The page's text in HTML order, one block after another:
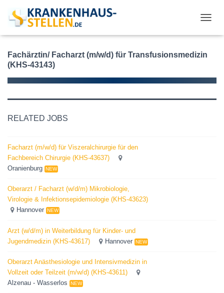
O
G
N
V
Fachärztin/ Facharzt (m/w/d) für Transfusionsmedizin
(KHS-43143)
RELATED JOBS
Facharzt (m/w/d) für Viszeralchirurgie für den
Fachbereich Chirurgie (KHS-43637)
Oranienburg NEW
Oberarzt / Facharzt (w/d/m) Mikrobiologie,
Virologie & Infektionsepidemiologie (KHS-43623)
Hannover
NEW
Arzt (w/d/m) in Weiterbildung für Kinder‐ und
Jugendmedizin (KHS-43617)
Hannover NEW
Oberarzt Anästhesiologie und Intensivmedizin in
Vollzeit oder Teilzeit (m/w/d) (KHS-43611)
Alzenau - Wasserlos
NEW